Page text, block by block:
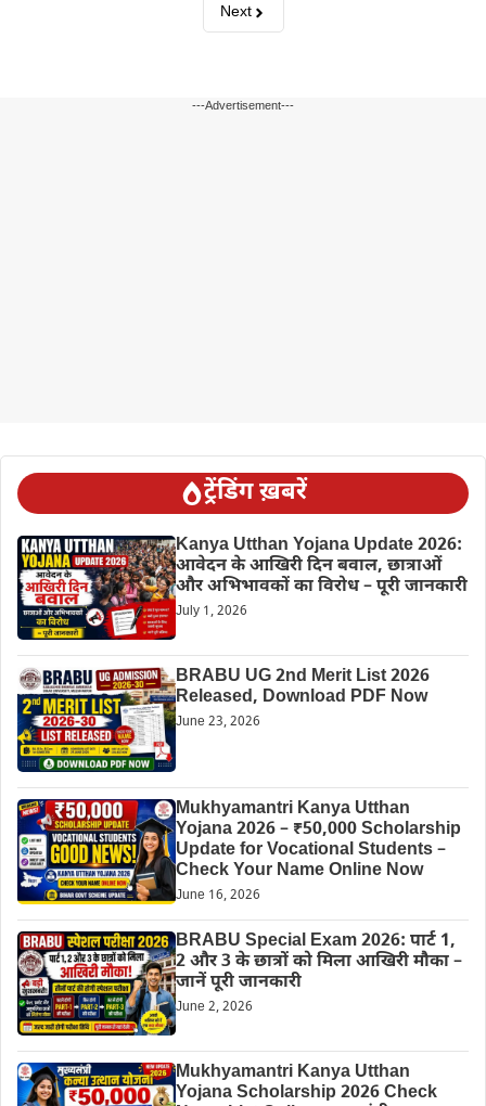
Next
---Advertisement---
ट्रेंडिंग ख़बरें
Kanya Utthan Yojana Update 2026:
आवेदन के आखिरी दिन बवाल, छात्राओं
और अभिभावकों का विरोध – पूरी जानकारी
July 1, 2026
BRABU UG 2nd Merit List 2026
Released, Download PDF Now
June 23, 2026
Mukhyamantri Kanya Utthan
Yojana 2026 – ₹50,000 Scholarship
Update for Vocational Students –
Check Your Name Online Now
June 16, 2026
BRABU Special Exam 2026: पार्ट 1,
2 और 3 के छात्रों को मिला आखिरी मौका –
जानें पूरी जानकारी
June 2, 2026
Mukhyamantri Kanya Utthan
Yojana Scholarship 2026 Check